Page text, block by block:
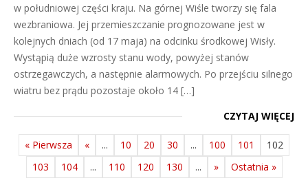
w południowej części kraju. Na górnej Wiśle tworzy się fala
wezbraniowa. Jej przemieszczanie prognozowane jest w
kolejnych dniach (od 17 maja) na odcinku środkowej Wisły.
Wystąpią duże wzrosty stanu wody, powyżej stanów
ostrzegawczych, a następnie alarmowych. Po przejściu silnego
wiatru bez prądu pozostaje około 14 […]
CZYTAJ WIĘCEJ
« Pierwsza « ... 10 20 30 ... 100 101
102
103
104 ... 110 120 130 ... » Ostatnia »